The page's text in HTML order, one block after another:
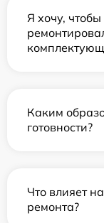
Я хочу,
Каким
готовности?
Что влияет
ремонта?